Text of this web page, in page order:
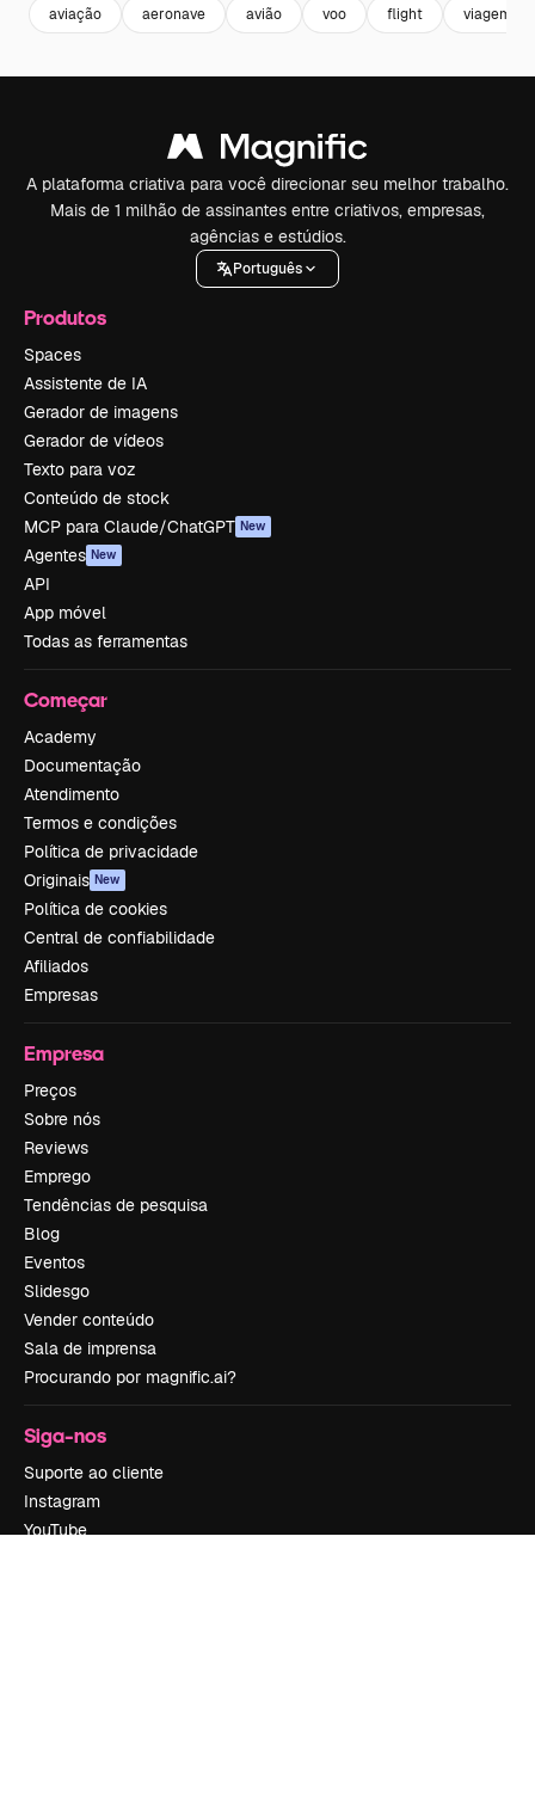
aviação aeronave avião voo flight viagem
A plataforma criativa para você direcionar seu melhor trabalho.
Mais de 1 milhão de assinantes entre criativos, empresas,
agências e estúdios.
Português
Produtos
Spaces
Assistente de IA
Gerador de imagens
Gerador de vídeos
Texto para voz
Conteúdo de stock
MCP para Claude/ChatGPT New
Agentes New
API
App móvel
Todas as ferramentas
Começar
Academy
Documentação
Atendimento
Termos e condições
Política de privacidade
Originais New
Política de cookies
Central de confiabilidade
Afiliados
Empresas
Empresa
Preços
Sobre nós
Reviews
Emprego
Tendências de pesquisa
Blog
Eventos
Slidesgo
Vender conteúdo
Sala de imprensa
Procurando por magnific.ai?
Siga-nos
Suporte ao cliente
Instagram
YouTube